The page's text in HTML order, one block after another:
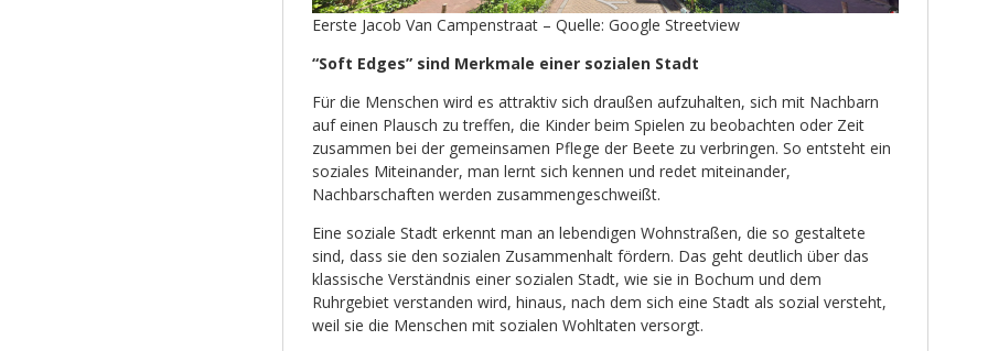
Eerste Jacob Van Campenstraat – Quelle: Google Streetview
“Soft Edges” sind Merkmale einer sozialen Stadt
Für die Menschen wird es attraktiv sich draußen aufzuhalten, sich mit Nachbarn
auf einen Plausch zu treffen, die Kinder beim Spielen zu beobachten oder Zeit
zusammen bei der gemeinsamen Pflege der Beete zu verbringen. So entsteht ein
soziales Miteinander, man lernt sich kennen und redet miteinander,
Nachbarschaften werden zusammengeschweißt.
Eine soziale Stadt erkennt man an lebendigen Wohnstraßen, die so gestaltete
sind, dass sie den sozialen Zusammenhalt fördern. Das geht deutlich über das
klassische Verständnis einer sozialen Stadt, wie sie in Bochum und dem
Ruhrgebiet verstanden wird, hinaus, nach dem sich eine Stadt als sozial versteht,
weil sie die Menschen mit sozialen Wohltaten versorgt.